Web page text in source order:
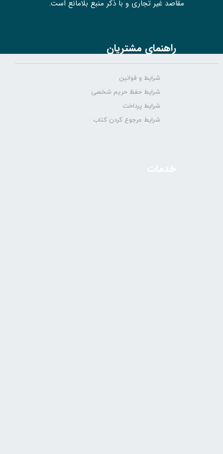
مقاصد غیر تجاری و با ذکر منبع بلامانع است.
راهنمای مشتریان
شرایط و قوانین
شرایط حفظ حریم شخصی
شرایط پرداخت
شرایط مرجوع کردن کتاب